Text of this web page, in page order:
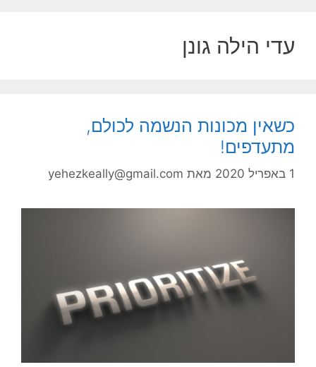
עדי הילה גונן
כשאין מכונות הנשמה לכולם,
מתעדפים!
1 באפריל 2020 מאת yehezkeally@gmail.com